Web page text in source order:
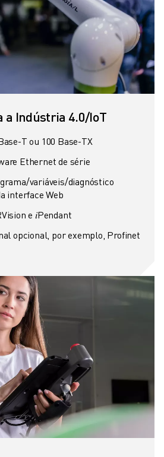
a Indústria 4.0/IoT
T ou 100 Base-TX
Ethernet de série
variáveis/diagnóstico
interface Web
e 𝑖Pendant
opcional, por exemplo, Profinet